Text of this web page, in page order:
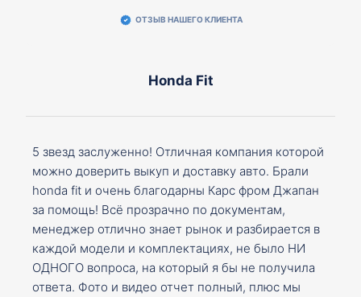
ОТЗЫВ НАШЕГО КЛИЕНТА
Honda Fit
5 звезд заслуженно! Отличная компания которой
можно доверить выкуп и доставку авто. Брали
honda fit и очень благодарны Карс фром Джапан
за помощь! Всё прозрачно по документам,
менеджер отлично знает рынок и разбирается в
каждой модели и комплектациях, не было НИ
ОДНОГО вопроса, на который я бы не получила
ответа. Фото и видео отчет полный, плюс мы